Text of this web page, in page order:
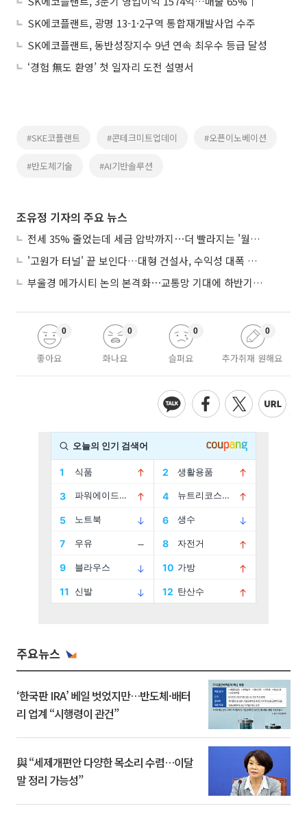
SK에코플랜트, 광명 13-1·2구역 통합재개발사업 수주
SK에코플랜트, 동반성장지수 9년 연속 최우수 등급 달성
‘경험 無도 환영’ 첫 일자리 도전 설명서
#SKE코플랜트 #콘테크미트업데이 #오픈이노베이션
#반도체기술 #AI기반솔루션
조유정 기자의 주요 뉴스
전세 35% 줄었는데 세금 압박까지⋯더 빨라지는 '월세화'
'고원가 터널' 끝 보인다…대형 건설사, 수익성 대폭 개선
부울경 메가시티 논의 본격화⋯교통망 기대에 하반기 분양시장 '주목'
좋아요
0
화나요
0
슬퍼요
0
추가취재 원해요
0
주요뉴스
‘한국판 IRA’ 베일 벗었지만…반도체·배터
리 업계 “시행령이 관건”
與 “세제개편안 다양한 목소리 수렴…이달
말 정리 가능성”